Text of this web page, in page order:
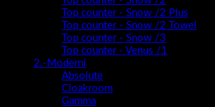
Top counter - Snow /2 Plus
Top counter - Snow /2 Towel
Top counter - Snow /3
Top counter - Venus /1
2.-Moderni
Absolute
Cloakroom
Gamma